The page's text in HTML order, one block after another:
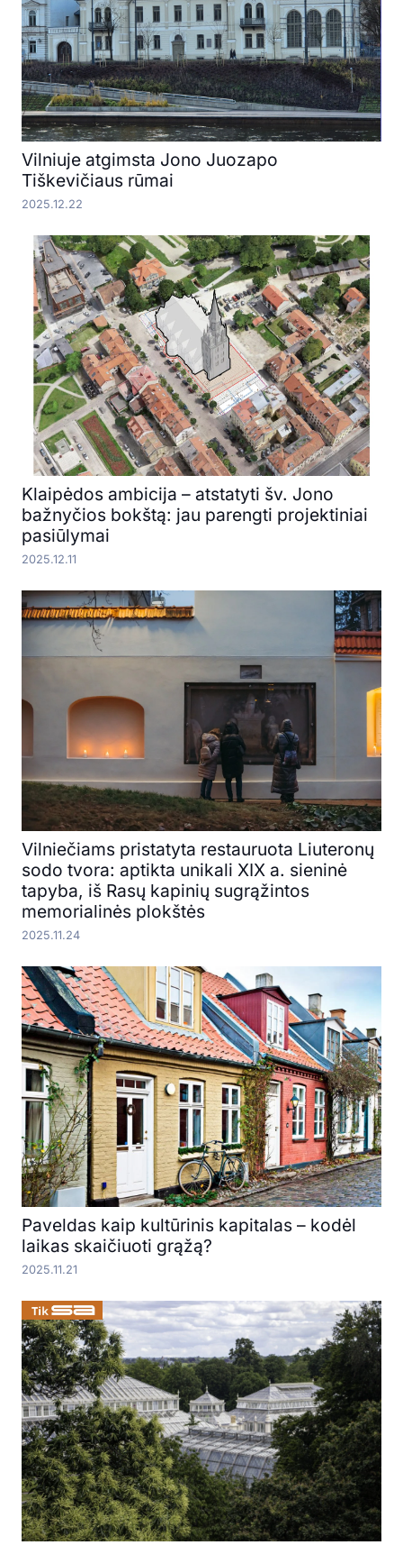
Vilniuje atgimsta Jono Juozapo
Tiškevičiaus rūmai
2025.12.22
Klaipėdos ambicija – atstatyti šv. Jono
bažnyčios bokštą: jau parengti projektiniai
pasiūlymai
2025.12.11
Vilniečiams pristatyta restauruota Liuteronų
sodo tvora: aptikta unikali XIX a. sieninė
tapyba, iš Rasų kapinių sugrąžintos
memorialinės plokštės
2025.11.24
Paveldas kaip kultūrinis kapitalas – kodėl
laikas skaičiuoti grąžą?
2025.11.21